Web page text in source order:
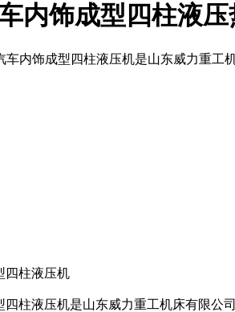
内饰成型四柱液压
车内饰成型四柱液压机是山东威力重
柱液压机
液压机是山东威力重工机床有限公